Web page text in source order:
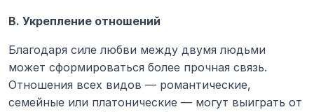
В. Укрепление отношений
Благодаря силе любви между двумя людьми
может сформироваться более прочная связь.
Отношения всех видов — романтические,
семейные или платонические — могут выиграть от